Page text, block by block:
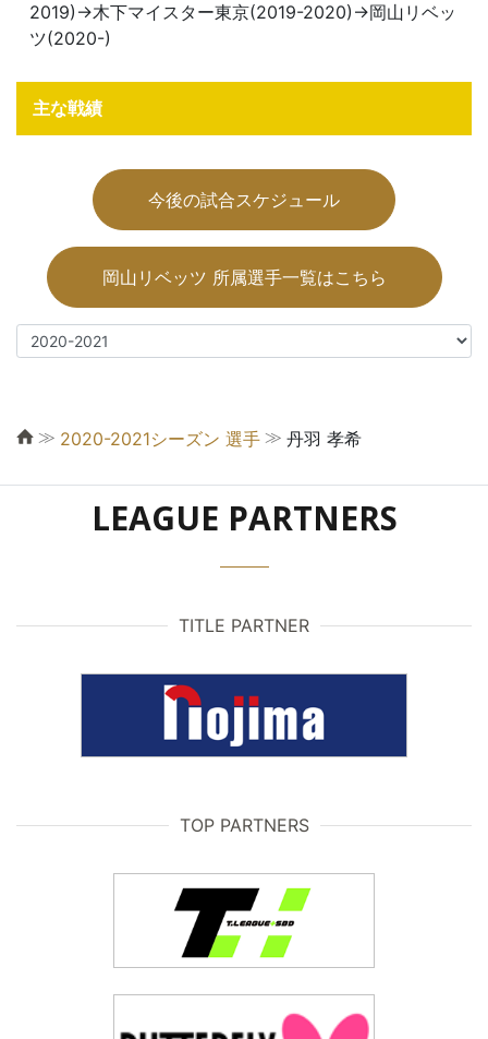
2019)→木下マイスター東京(2019-2020)→岡山リベッ
ツ(2020-)
主な戦績
今後の試合スケジュール
岡山リベッツ 所属選手一覧はこちら
≫ 2020-2021シーズン 選手 ≫ 丹羽 孝希
LEAGUE PARTNERS
TITLE PARTNER
TOP PARTNERS